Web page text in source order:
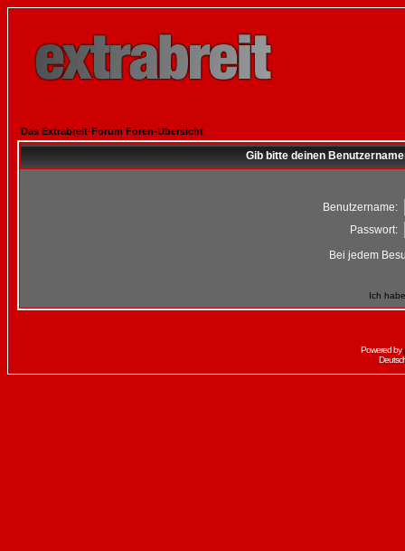
Das Extrabreit-Forum Foren-Übersicht
Gib bitte deinen
Benutzername:
Passwort:
Bei jedem
Ich
Powered by